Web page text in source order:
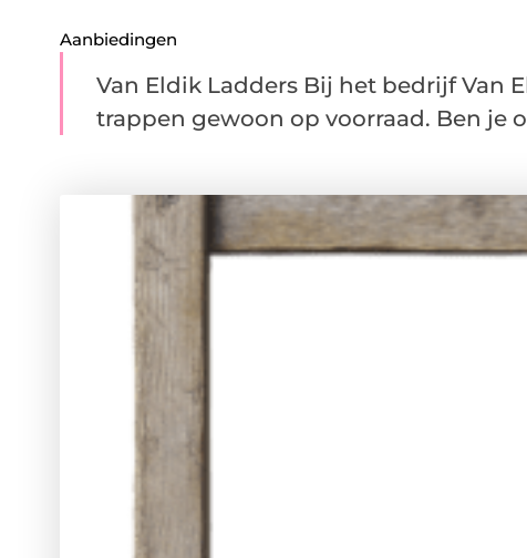
Aanbiedingen
Van Eldik Ladders Bij het bedrijf Van
trappen gewoon op voorraad. Ben je